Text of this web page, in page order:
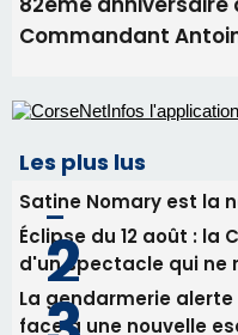
La gendarmerie alerte
face à une nouvelle
En Corse, un début de
Deux jeunes
militaire
Newsletter